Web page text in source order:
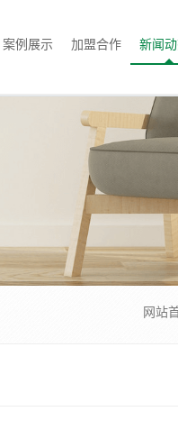
案例展示 加盟合作 新闻
网站